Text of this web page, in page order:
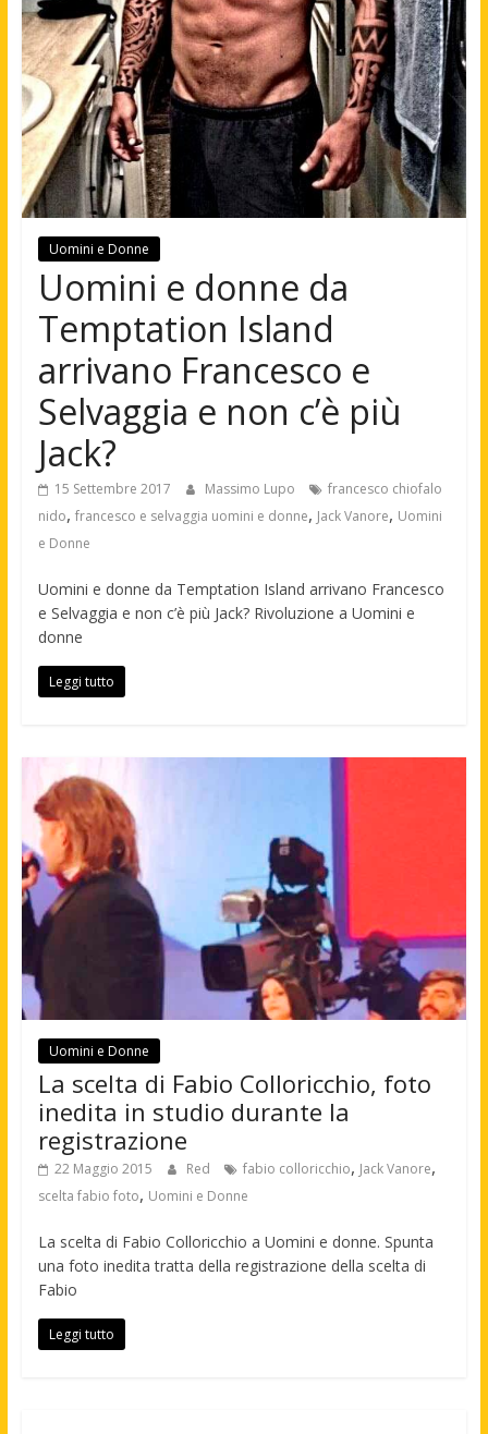
Uomini e Donne
Uomini e donne da
Temptation Island
arrivano Francesco e
Selvaggia e non c’è più
Jack?
15 Settembre 2017 Massimo Lupo
francesco chiofalo
nido, francesco e selvaggia uomini e donne, Jack Vanore, Uomini
e Donne
Uomini e donne da Temptation Island arrivano Francesco
e Selvaggia e non c’è più Jack? Rivoluzione a Uomini e
donne
Leggi tutto
Uomini e Donne
La scelta di Fabio Colloricchio, foto
inedita in studio durante la
registrazione
22 Maggio 2015 Red fabio colloricchio, Jack Vanore,
scelta fabio foto, Uomini e Donne
La scelta di Fabio Colloricchio a Uomini e donne. Spunta
una foto inedita tratta della registrazione della scelta di
Fabio
Leggi tutto